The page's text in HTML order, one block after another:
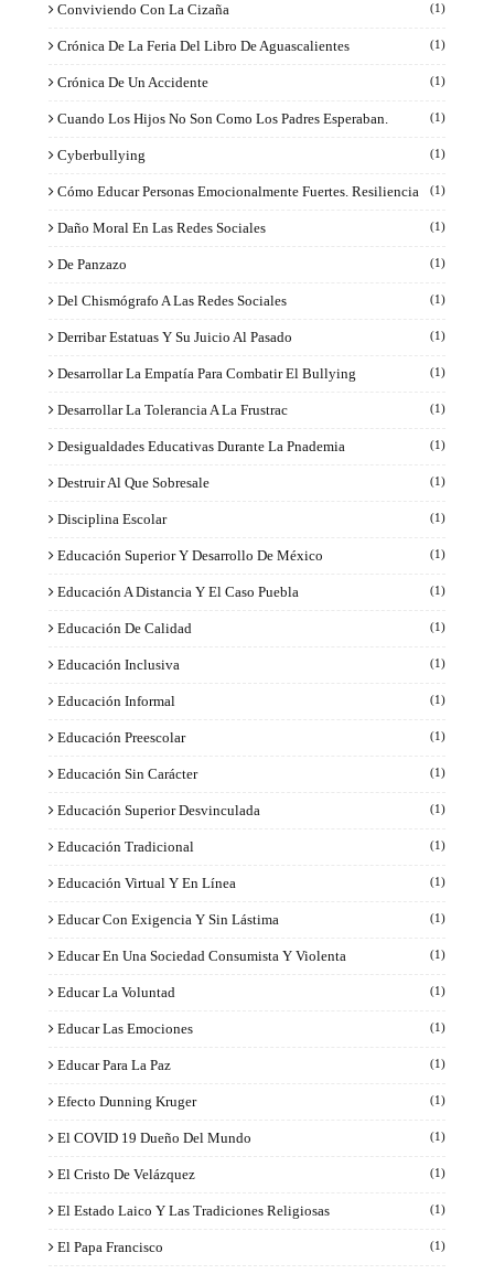
Conviviendo Con La Cizaña (1)
Crónica De La Feria Del Libro De Aguascalientes (1)
Crónica De Un Accidente (1)
Cuando Los Hijos No Son Como Los Padres Esperaban. (1)
Cyberbullying (1)
Cómo Educar Personas Emocionalmente Fuertes. Resiliencia (1)
Daño Moral En Las Redes Sociales (1)
De Panzazo (1)
Del Chismógrafo A Las Redes Sociales (1)
Derribar Estatuas Y Su Juicio Al Pasado (1)
Desarrollar La Empatía Para Combatir El Bullying (1)
Desarrollar La Tolerancia A La Frustrac (1)
Desigualdades Educativas Durante La Pnademia (1)
Destruir Al Que Sobresale (1)
Disciplina Escolar (1)
Educación Superior Y Desarrollo De México (1)
Educación A Distancia Y El Caso Puebla (1)
Educación De Calidad (1)
Educación Inclusiva (1)
Educación Informal (1)
Educación Preescolar (1)
Educación Sin Carácter (1)
Educación Superior Desvinculada (1)
Educación Tradicional (1)
Educación Virtual Y En Línea (1)
Educar Con Exigencia Y Sin Lástima (1)
Educar En Una Sociedad Consumista Y Violenta (1)
Educar La Voluntad (1)
Educar Las Emociones (1)
Educar Para La Paz (1)
Efecto Dunning Kruger (1)
El COVID 19 Dueño Del Mundo (1)
El Cristo De Velázquez (1)
El Estado Laico Y Las Tradiciones Religiosas (1)
El Papa Francisco (1)